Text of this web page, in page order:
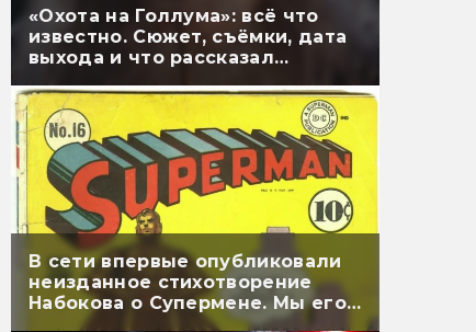
«Охота на Голлума»: всё что
известно. Сюжет, съёмки, дата
выхода и что рассказал
В сети впервые опубликовали
неизданное стихотворение
Набокова о Супермене. Мы его
перевели